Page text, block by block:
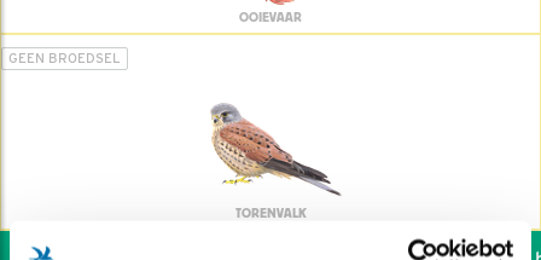
OOIEVAAR
GEEN BROEDSEL
TORENVALK